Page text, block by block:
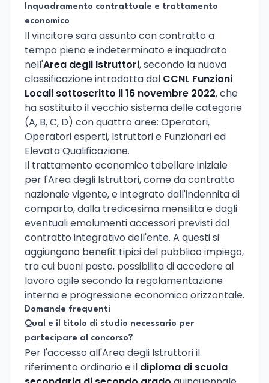
Inquadramento contrattuale e trattamento
economico
Il vincitore sara assunto con contratto a
tempo pieno e indeterminato e inquadrato
nell'Area degli Istruttori, secondo la nuova
classificazione introdotta dal CCNL Funzioni
Locali sottoscritto il 16 novembre 2022, che
ha sostituito il vecchio sistema delle categorie
(A, B, C, D) con quattro aree: Operatori,
Operatori esperti, Istruttori e Funzionari ed
Elevata Qualificazione.
Il trattamento economico tabellare iniziale
per l'Area degli Istruttori, come da contratto
nazionale vigente, e integrato dall'indennita di
comparto, dalla tredicesima mensilita e dagli
eventuali emolumenti accessori previsti dal
contratto integrativo dell'ente. A questi si
aggiungono benefit tipici del pubblico impiego,
tra cui buoni pasto, possibilita di accedere al
lavoro agile secondo la regolamentazione
interna e progressione economica orizzontale.
Domande frequenti
Qual e il titolo di studio necessario per
partecipare al concorso?
Per l'accesso all'Area degli Istruttori il
riferimento ordinario e il diploma di scuola